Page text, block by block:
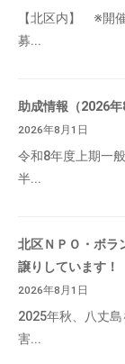
【北区内】 ※開
募...
助成情報（2026年
2026年8月1日
令和8年度上期一
半...
北区ＮＰＯ・ボラ
譲りしています！
2026年8月1日
2025年秋、八丈
害...